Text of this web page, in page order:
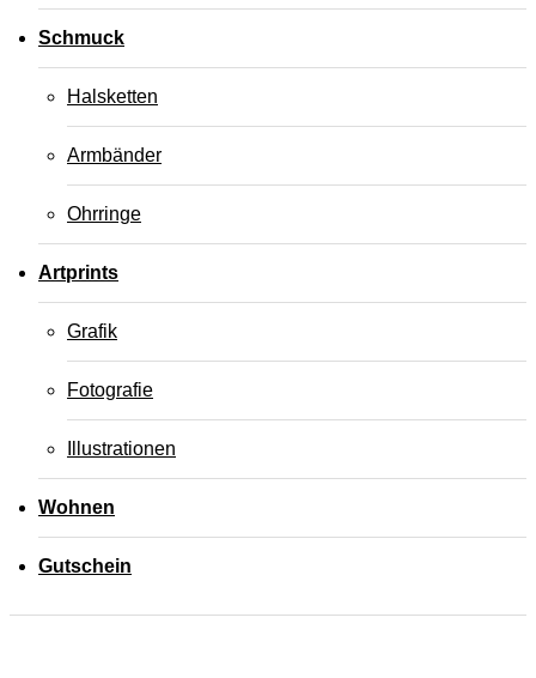
Schmuck
Halsketten
Armbänder
Ohrringe
Artprints
Grafik
Fotografie
Illustrationen
Wohnen
Gutschein